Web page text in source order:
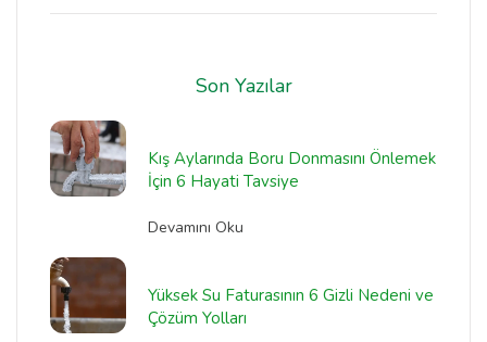
Son Yazılar
Kış Aylarında Boru Donmasını Önlemek
İçin 6 Hayati Tavsiye
Devamını Oku
Yüksek Su Faturasının 6 Gizli Nedeni ve
Çözüm Yolları